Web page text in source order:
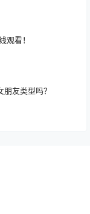
观看！
友类型吗？